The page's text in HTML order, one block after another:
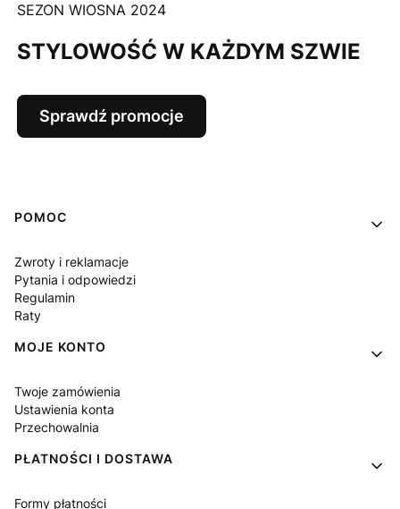
SEZON WIOSNA 2024
STYLOWOŚĆ W KAŻDYM SZWIE
Sprawdź promocje
Linki w stopce
POMOC
Zwroty i reklamacje
Pytania i odpowiedzi
Regulamin
Raty
MOJE KONTO
Twoje zamówienia
Ustawienia konta
Przechowalnia
PŁATNOŚCI I DOSTAWA
Formy płatności